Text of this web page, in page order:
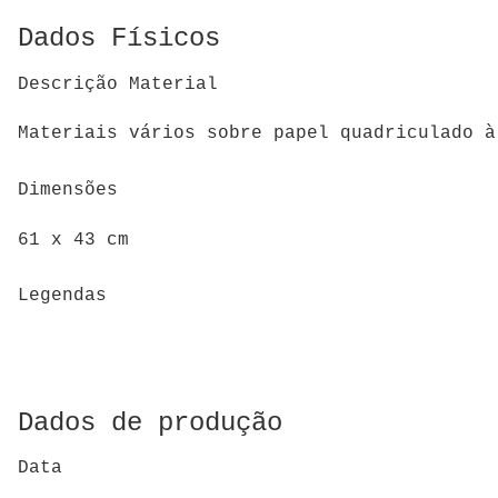
Dados Físicos
Descrição Material
Materiais vários sobre papel quadriculado à
Dimensões
61 x 43 cm
Legendas
Dados de produção
Data